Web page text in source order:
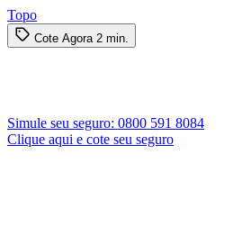
Topo
Cote Agora 2 min.
Simule seu seguro: 0800 591 8084
Clique aqui e cote seu seguro